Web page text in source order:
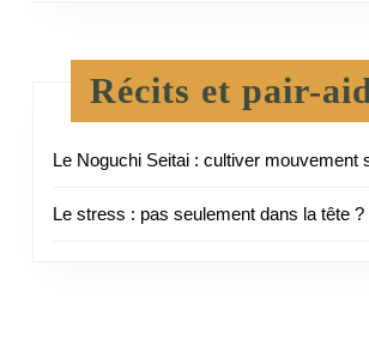
Récits et pair-
Le Noguchi Seitai : cultiver mouvement
Le stress : pas seulement dans la tête ?